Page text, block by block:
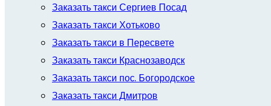
Заказать такси Сергиев Посад
Заказать такси Хотьково
Заказать такси в Пересвете
Заказать такси Краснозаводск
Заказать такси пос. Богородское
Заказать такси Дмитров